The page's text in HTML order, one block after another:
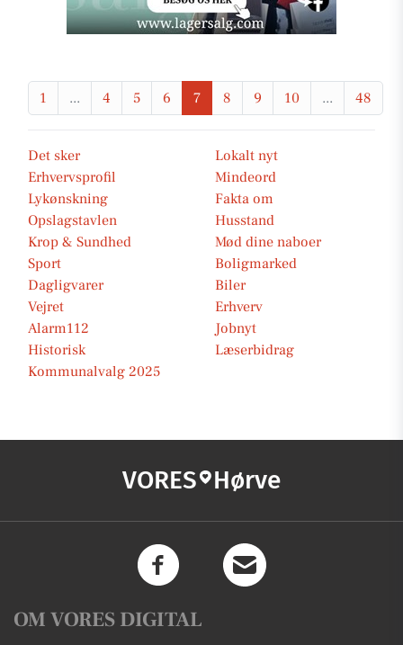
1 ... 4 5 6 7 8 9 10 ... 48
Det sker
Lokalt nyt
Erhvervsprofil
Mindeord
Lykønskning
Fakta om
Opslagstavlen
Husstand
Krop & Sundhed
Mød dine naboer
Sport
Boligmarked
Dagligvarer
Biler
Vejret
Erhverv
Alarm112
Jobnyt
Historisk
Læserbidrag
Kommunalvalg 2025
VORES Hørve
OM VORES DIGITAL